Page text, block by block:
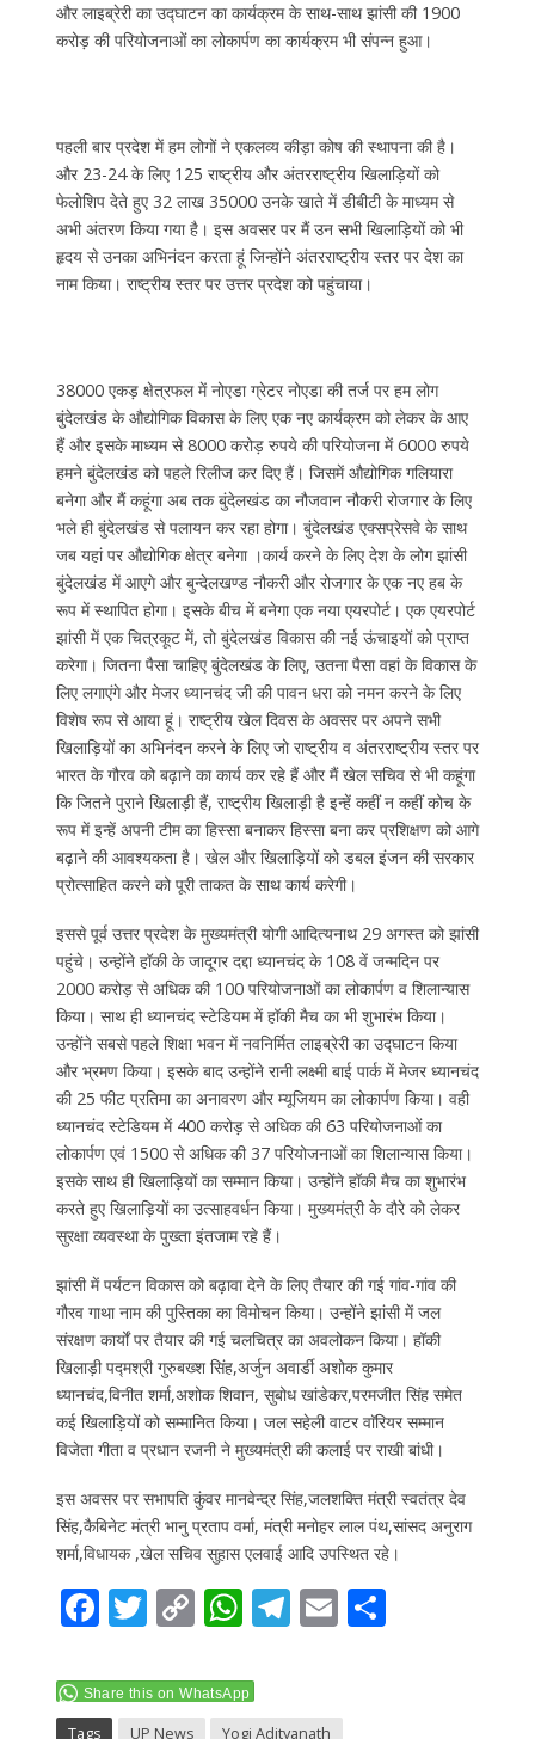
और लाइब्रेरी का उद्घाटन का कार्यक्रम के साथ-साथ झांसी की 1900
करोड़ की परियोजनाओं का लोकार्पण का कार्यक्रम भी संपन्न हुआ।
पहली बार प्रदेश में हम लोगों ने एकलव्य कीड़ा कोष की स्थापना की है।
और 23-24 के लिए 125 राष्ट्रीय और अंतरराष्ट्रीय खिलाड़ियों को
फेलोशिप देते हुए 32 लाख 35000 उनके खाते में डीबीटी के माध्यम से
अभी अंतरण किया गया है। इस अवसर पर मैं उन सभी खिलाड़ियों को भी
हृदय से उनका अभिनंदन करता हूं जिन्होंने अंतरराष्ट्रीय स्तर पर देश का
नाम किया। राष्ट्रीय स्तर पर उत्तर प्रदेश को पहुंचाया।
38000 एकड़ क्षेत्रफल में नोएडा ग्रेटर नोएडा की तर्ज पर हम लोग
बुंदेलखंड के औद्योगिक विकास के लिए एक नए कार्यक्रम को लेकर के आए
हैं और इसके माध्यम से 8000 करोड़ रुपये की परियोजना में 6000 रुपये
हमने बुंदेलखंड को पहले रिलीज कर दिए हैं। जिसमें औद्योगिक गलियारा
बनेगा और मैं कहूंगा अब तक बुंदेलखंड का नौजवान नौकरी रोजगार के लिए
भले ही बुंदेलखंड से पलायन कर रहा होगा। बुंदेलखंड एक्सप्रेसवे के साथ
जब यहां पर औद्योगिक क्षेत्र बनेगा ।कार्य करने के लिए देश के लोग झांसी
बुंदेलखंड में आएगे और बुन्देलखण्ड नौकरी और रोजगार के एक नए हब के
रूप में स्थापित होगा। इसके बीच में बनेगा एक नया एयरपोर्ट। एक एयरपोर्ट
झांसी में एक चित्रकूट में, तो बुंदेलखंड विकास की नई ऊंचाइयों को प्राप्त
करेगा। जितना पैसा चाहिए बुंदेलखंड के लिए, उतना पैसा वहां के विकास के
लिए लगाएंगे और मेजर ध्यानचंद जी की पावन धरा को नमन करने के लिए
विशेष रूप से आया हूं। राष्ट्रीय खेल दिवस के अवसर पर अपने सभी
खिलाड़ियों का अभिनंदन करने के लिए जो राष्ट्रीय व अंतरराष्ट्रीय स्तर पर
भारत के गौरव को बढ़ाने का कार्य कर रहे हैं और मैं खेल सचिव से भी कहूंगा
कि जितने पुराने खिलाड़ी हैं, राष्ट्रीय खिलाड़ी है इन्हें कहीं न कहीं कोच के
रूप में इन्हें अपनी टीम का हिस्सा बनाकर हिस्सा बना कर प्रशिक्षण को आगे
बढ़ाने की आवश्यकता है। खेल और खिलाड़ियों को डबल इंजन की सरकार
प्रोत्साहित करने को पूरी ताकत के साथ कार्य करेगी।
इससे पूर्व उत्तर प्रदेश के मुख्यमंत्री योगी आदित्यनाथ 29 अगस्त को झांसी
पहुंचे। उन्होंने हॉकी के जादूगर दद्दा ध्यानचंद के 108 वें जन्मदिन पर
2000 करोड़ से अधिक की 100 परियोजनाओं का लोकार्पण व शिलान्यास
किया। साथ ही ध्यानचंद स्टेडियम में हॉकी मैच का भी शुभारंभ किया।
उन्होंने सबसे पहले शिक्षा भवन में नवनिर्मित लाइब्रेरी का उद्घाटन किया
और भ्रमण किया। इसके बाद उन्होंने रानी लक्ष्मी बाई पार्क में मेजर ध्यानचंद
की 25 फीट प्रतिमा का अनावरण और म्यूजियम का लोकार्पण किया। वही
ध्यानचंद स्टेडियम में 400 करोड़ से अधिक की 63 परियोजनाओं का
लोकार्पण एवं 1500 से अधिक की 37 परियोजनाओं का शिलान्यास किया।
इसके साथ ही खिलाड़ियों का सम्मान किया। उन्होंने हॉकी मैच का शुभारंभ
करते हुए खिलाड़ियों का उत्साहवर्धन किया। मुख्यमंत्री के दौरे को लेकर
सुरक्षा व्यवस्था के पुख्ता इंतजाम रहे हैं।
झांसी में पर्यटन विकास को बढ़ावा देने के लिए तैयार की गई गांव-गांव की
गौरव गाथा नाम की पुस्तिका का विमोचन किया। उन्होंने झांसी में जल
संरक्षण कार्यों पर तैयार की गई चलचित्र का अवलोकन किया। हॉकी
खिलाड़ी पद्मश्री गुरुबख्श सिंह,अर्जुन अवार्डी अशोक कुमार
ध्यानचंद,विनीत शर्मा,अशोक शिवान, सुबोध खांडेकर,परमजीत सिंह समेत
कई खिलाड़ियों को सम्मानित किया। जल सहेली वाटर वाॅरियर सम्मान
विजेता गीता व प्रधान रजनी ने मुख्यमंत्री की कलाई पर राखी बांधी।
इस अवसर पर सभापति कुंवर मानवेन्द्र सिंह,जलशक्ति मंत्री स्वतंत्र देव
सिंह,कैबिनेट मंत्री भानु प्रताप वर्मा, मंत्री मनोहर लाल पंथ,सांसद अनुराग
शर्मा,विधायक ,खेल सचिव सुहास एलवाई आदि उपस्थित रहे।
F
e
b
T
itt
er
C
p
y
W
at
s
T
gr
E
l
S
Share this on WhatsApp
Tags UP News Yogi Adityanath